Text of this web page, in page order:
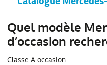
Quel modèle
d’occasion
Classe A occasion